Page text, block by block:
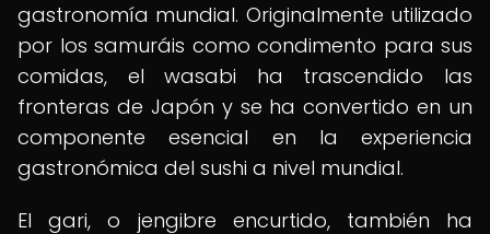
gastronomía mundial. Originalmente utilizado
por los samuráis como condimento para sus
comidas, el wasabi ha trascendido las
fronteras de Japón y se ha convertido en un
componente esencial en la experiencia
gastronómica del sushi a nivel mundial.
El gari, o jengibre encurtido, también ha